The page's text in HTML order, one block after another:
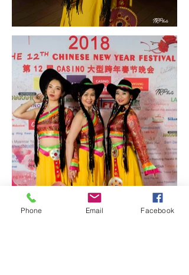
Phone Email Facebook